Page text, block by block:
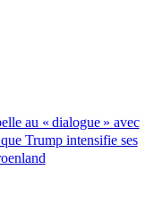
au « dialogue » avec
Trump intensifie ses